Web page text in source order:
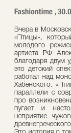
Fashiontime ,
Вчера в
«Птицы»,
молодого
артиста РФ
благодаря двум
это детский
работал над
Хабенского.
параллели с
про
пугает и
неприятие